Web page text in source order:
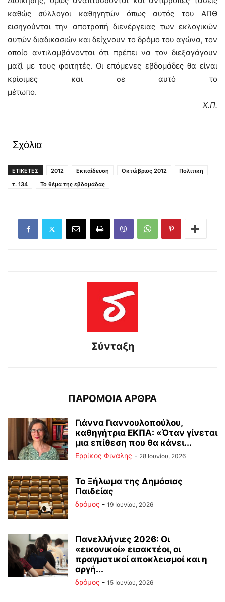
καθώς σύλλογοι καθηγητών όπως αυτός του ΑΠΘ
εισηγούνται την αποτροπή διενέργειας των εκλογικών
αυτών διαδικασιών και δείχνουν το δρόμο του αγώνα, τον
οποίο αντιλαμβάνονται ότι πρέπει να τον διεξαγάγουν
μαζί με τους φοιτητές. Οι επόμενες εβδομάδες θα είναι
κρίσιμες και σε αυτό το
μέτωπο.
Χ.Π.
Σχόλια
ΕΤΙΚΕΤΕΣ 2012 Εκπαίδευση Οκτώβριος 2012
Πολιτικη
τ. 134
Το θέμα της εβδομάδας
Σύνταξη
ΠΑΡΟΜΟΙΑ ΑΡΘΡΑ
Γιάννα Γιαννουλοπούλου,
καθηγήτρια ΕΚΠΑ: «Όταν γίνεται
μια επίθεση που θα κάνει...
Ερρίκος Φινάλης - 28 Ιουνίου, 2026
Το Ξήλωμα της Δημόσιας
Παιδείας
δρόμος - 19 Ιουνίου, 2026
Πανελλήνιες 2026: Οι
«εικονικοί» εισακτέοι, οι
πραγματικοί αποκλεισμοί και η
αργή...
δρόμος - 15 Ιουνίου, 2026